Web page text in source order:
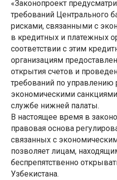
«Законопроект
требований Центрального
рисками, связанными с
в кредитных и платежных
соответствии с этим
организациям
открытия счетов и
требований по
экономическими
службе нижней палаты.
В настоящее время в
правовая основа
связанных с
позволяет лицам,
беспрепятственно
Узбекистана.